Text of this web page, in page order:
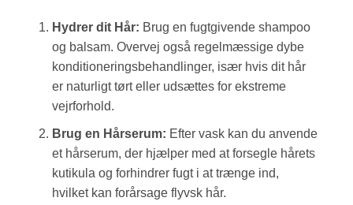
Hydrer dit Hår: Brug en fugtgivende shampoo
og balsam. Overvej også regelmæssige dybe
konditioneringsbehandlinger, især hvis dit hår
er naturligt tørt eller udsættes for ekstreme
vejrforhold.
Brug en Hårserum: Efter vask kan du anvende
et hårserum, der hjælper med at forsegle hårets
kutikula og forhindrer fugt i at trænge ind,
hvilket kan forårsage flyvsk hår.